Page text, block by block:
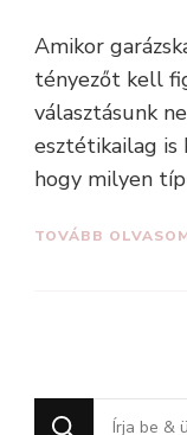
Amikor
tényezőt kell
választásunk
esztétikailag is
hogy milyen
TOVÁBB
Keres